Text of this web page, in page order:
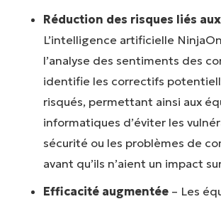
Réduction des risques liés
L’intelligence artificielle
l’analyse des sentiments des
identifie les correctifs
risqués, permettant ainsi aux
informatiques d’éviter les
sécurité ou les problèmes de
avant qu’ils n’aient un impact
Efficacité augmentée– Les